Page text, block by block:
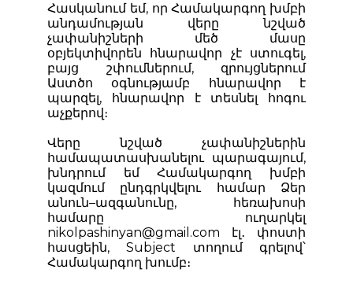
Հասկանում եմ, որ Համակարգող խմբի
անդամության վերը նշված
չափանիշների մեծ մասը
օբյեկտիվորեն հնարավոր չէ ստուգել,
բայց շփումներում, զրույցներում
Աստծո օգնությամբ հնարավոր է
պարզել, հնարավոր է տեսնել հոգու
աչքերով։
Վերը նշված չափանիշներին
համապատասխանելու պարագայում,
խնդրում եմ Համակարգող խմբի
կազմում ընդգրկվելու համար Ձեր
անուն–ազգանունը, հեռախոսի
համարը ուղարկել
nikolpashinyan@gmail.com էլ․ փոստի
հասցեին, Subject տողում գրելով՝
Համակարգող խումբ։